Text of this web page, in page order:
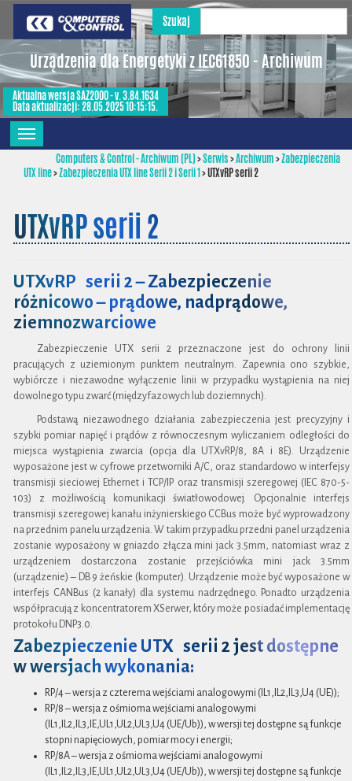
Szukaj
Urządzenia dla Energetyki z IEC61850 - Archiwum
Aktualna wersja SAZ2000 - v. 3.84.1634
Data aktualizacji: 28.05.2025 10:15:15.
Computers & Control - Archiwum (PL)>Serwis>Archiwum>Zabezpieczenia
UTX line>Zabezpieczenia UTX line Serii 2 i Serii 1>UTXvRP serii 2
UTXvRP serii 2
UTXvRP serii 2 – Zabezpieczenie
różnicowo – prądowe, nadprądowe,
ziemnozwarciowe
Zabezpieczenie UTX serii 2 przeznaczone jest do ochrony linii
pracujących z uziemionym punktem neutralnym. Zapewnia ono szybkie,
wybiórcze i niezawodne wyłączenie linii w przypadku wystąpienia na niej
dowolnego typu zwarć (międzyfazowych lub doziemnych).
Podstawą niezawodnego działania zabezpieczenia jest precyzyjny i
szybki pomiar napięć i prądów z równoczesnym wyliczaniem odległości do
miejsca wystąpienia zwarcia (opcja dla UTXvRP/8, 8A i 8E). Urządzenie
wyposażone jest w cyfrowe przetworniki A/C, oraz standardowo w interfejsy
transmisji sieciowej Ethernet i TCP/IP oraz transmisji szeregowej (IEC 870-5-
103) z możliwością komunikacji światłowodowej. Opcjonalnie interfejs
transmisji szeregowej kanału inżynierskiego CCBus może być wyprowadzony
na przednim panelu urządzenia. W takim przypadku przedni panel urządzenia
zostanie wyposażony w gniazdo złącza mini jack 3.5mm, natomiast wraz z
urządzeniem dostarczona zostanie przejściówka mini jack 3.5mm
(urządzenie) – DB 9 żeńskie (komputer). Urządzenie może być wyposażone w
interfejs CANBus (2 kanały) dla systemu nadrzędnego. Ponadto urządzenia
współpracują z koncentratorem XSerwer, który może posiadać implementację
protokołu DNP3.0.
Zabezpieczenie UTX serii 2 jest dostępne
w wersjach wykonania:
RP/4 – wersja z czterema wejściami analogowymi (IL1,IL2,IL3,U4 (UE));
RP/8 – wersja z ośmioma wejściami analogowymi
(IL1,IL2,IL3,IE,UL1,UL2,UL3,U4 (UE/Ub)), w wersji tej dostępne są funkcje
stopni napięciowych, pomiar mocy i energii;
RP/8A – wersja z ośmioma wejściami analogowymi
(IL1,IL2,IL3,IE,UL1,UL2,UL3,U4 (UE/Ub)), w wersji tej dostępne są funkcje